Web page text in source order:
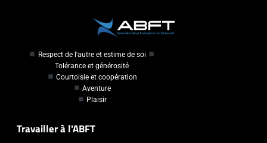
Respect de l'autre et estime de soi
Tolérance et générosité
Courtoisie et coopération
Aventure
Plaisir
Travailler à l'ABFT